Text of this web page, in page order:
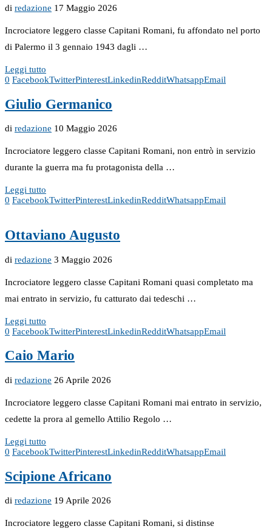
di redazione 17 Maggio 2026
Incrociatore leggero classe Capitani Romani, fu affondato nel porto
di Palermo il 3 gennaio 1943 dagli …
Leggi tutto
0 FacebookTwitterPinterestLinkedinRedditWhatsappEmail
Giulio Germanico
di redazione 10 Maggio 2026
Incrociatore leggero classe Capitani Romani, non entrò in servizio
durante la guerra ma fu protagonista della …
Leggi tutto
0 FacebookTwitterPinterestLinkedinRedditWhatsappEmail
Ottaviano Augusto
di redazione 3 Maggio 2026
Incrociatore leggero classe Capitani Romani quasi completato ma
mai entrato in servizio, fu catturato dai tedeschi …
Leggi tutto
0 FacebookTwitterPinterestLinkedinRedditWhatsappEmail
Caio Mario
di redazione 26 Aprile 2026
Incrociatore leggero classe Capitani Romani mai entrato in servizio,
cedette la prora al gemello Attilio Regolo …
Leggi tutto
0 FacebookTwitterPinterestLinkedinRedditWhatsappEmail
Scipione Africano
di redazione 19 Aprile 2026
Incrociatore leggero classe Capitani Romani, si distinse